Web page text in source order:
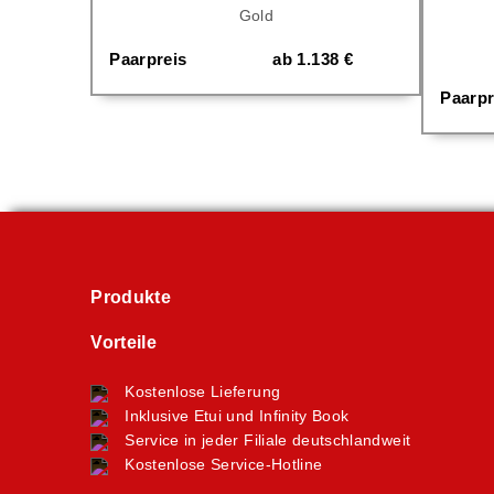
Gold
Paarpreis ab 1.138 €
Produkte
Vorteile
Kostenlose Lieferung
Inklusive Etui und Infinity Book
Service in jeder Filiale deutschlandweit
Kostenlose Service-Hotline